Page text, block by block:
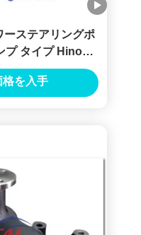
ーステアリングポ
プ タイプ Hino
格を入手